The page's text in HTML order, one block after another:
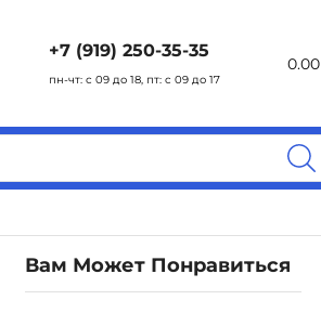
+7 (919) 250-35-35
пн-чт: с 09 до 18, пт: с 09 до 17
0.00
Вам Может Понравиться